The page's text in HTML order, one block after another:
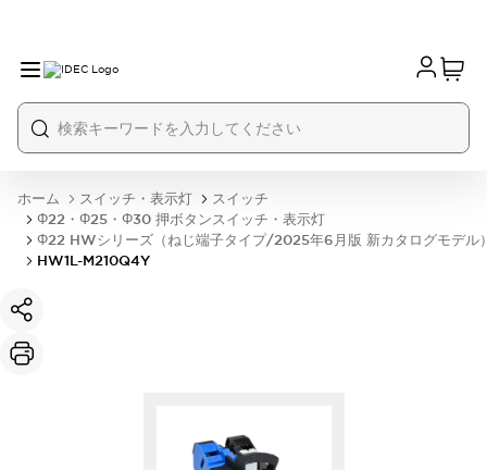
ホーム スイッチ・表示灯
スイッチ
Φ22・Φ25・Φ30 押ボタンスイッチ・表示灯
Φ22 HWシリーズ（ねじ端子タイプ/2025年6月版 新カタログモデル
HW1L-M210Q4Y